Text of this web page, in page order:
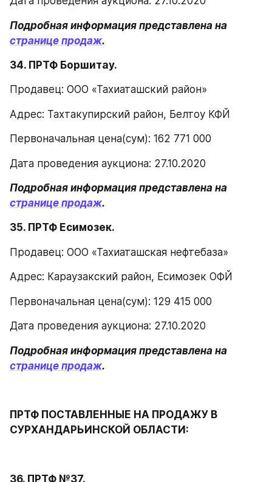
странице продаж.
34. ПРТФ Боршитау.
Продавец: ООО «Тахиаташский район»
Адрес: Тахтакупирский район, Белтоу КФЙ
Первоначальная цена(сум): 162 771 000
Дата проведения аукциона: 27.10.2020
странице продаж.
35. ПРТФ Есимозек.
Продавец: ООО «Тахиаташская нефтебаза»
Адрес: Караузакский район, Есимозек ОФЙ
Первоначальная цена(сум): 129 415 000
Дата проведения аукциона: 27.10.2020
странице продаж.
ПРТФ ПОСТАВЛЕННЫЕ НА ПРОДАЖУ В
СУРХАНДАРЬИНСКОЙ ОБЛАСТИ:
36. ПРТФ №37.